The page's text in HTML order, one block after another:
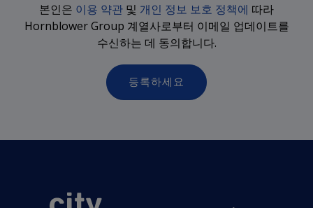
본인은 이용 약관 및 개인 정보 보호 정책에 따라
Hornblower Group 계열사로부터 이메일 업데이트를
수신하는 데 동의합니다.